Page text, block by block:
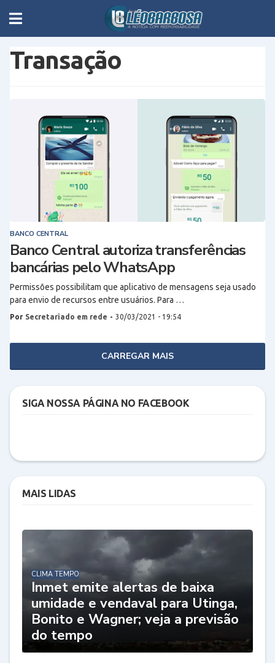
Transação
BANCO CENTRAL
Banco Central autoriza transferências
bancárias pelo WhatsApp
Permissões possibilitam que aplicativo de mensagens seja usado
para envio de recursos entre usuários. Para …
Por Secretariado em rede - 30/03/2021 - 19:54
CARREGAR MAIS
SIGA NOSSA PÁGINA NO FACEBOOK
MAIS LIDAS
CLIMA TEMPO
Inmet emite alertas de baixa
umidade e vendaval para Utinga,
Bonito e Wagner; veja a previsão
do tempo